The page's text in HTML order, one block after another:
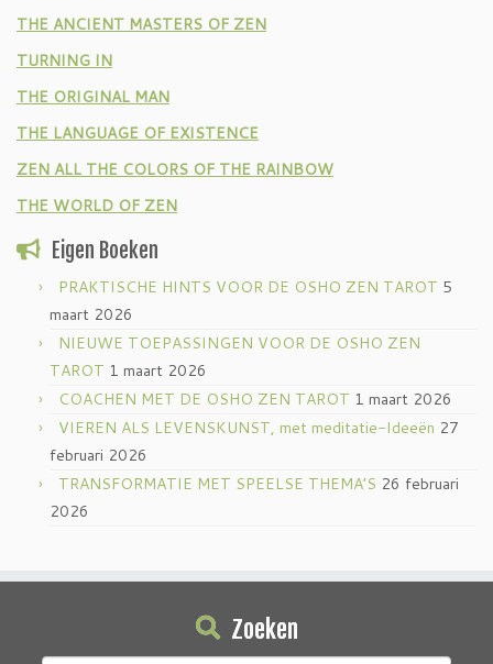
THE ANCIENT MASTERS OF ZEN
TURNING IN
THE ORIGINAL MAN
THE LANGUAGE OF EXISTENCE
ZEN ALL THE COLORS OF THE RAINBOW
THE WORLD OF ZEN
Eigen Boeken
PRAKTISCHE HINTS VOOR DE OSHO ZEN TAROT 5
maart 2026
NIEUWE TOEPASSINGEN VOOR DE OSHO ZEN
TAROT 1 maart 2026
COACHEN MET DE OSHO ZEN TAROT 1 maart 2026
VIEREN ALS LEVENSKUNST, met meditatie-Ideeën 27
februari 2026
TRANSFORMATIE MET SPEELSE THEMA’S 26 februari
2026
Zoeken